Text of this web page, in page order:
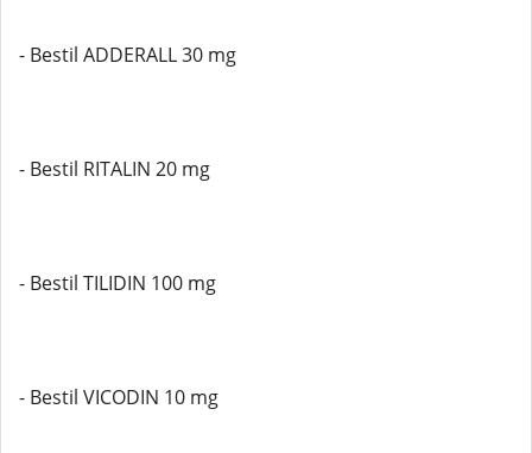
- Bestil ADDERALL 30 mg
- Bestil RITALIN 20 mg
- Bestil TILIDIN 100 mg
- Bestil VICODIN 10 mg